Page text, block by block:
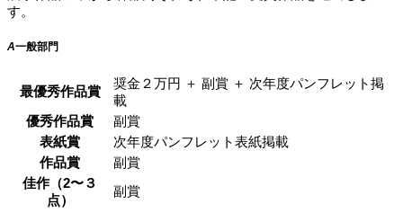
す。
A一般部門
最優秀作品賞
奨金２万円 ＋ 副賞 ＋ 次年度パンフレット掲
載
優秀作品賞
副賞
表紙賞
次年度パンフレット表紙掲載
作品賞
副賞
佳作（2〜３
点）
副賞